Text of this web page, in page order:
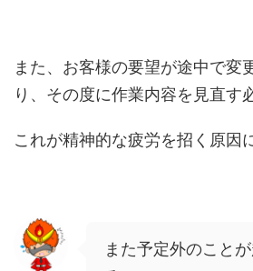
また、お客様の要望が途中で変
り、その度に作業内容を見直す
これが精神的な疲労を招く原因
また予定外のこと